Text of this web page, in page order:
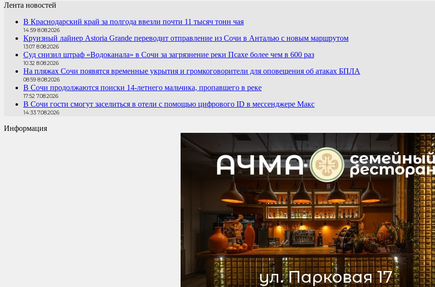
Лента новостей
В Краснодарский край за полгода ввезли почти 11 тысяч тонн чая
14:59 8.08.2026
Круизный лайнер Astoria Grande переводит отправление из Сочи в Анталью с новым маршрутом
13:07 8.08.2026
Суд снизил штраф «Водоканала» в Сочи за загрязнение реки Псахе более чем в 600 раз
10:32 8.08.2026
На пляжах Сочи появятся временные укрытия и громкоговорители для оповещения об атаках БПЛА
08:59 8.08.2026
В Сочи продолжаются поиски 14-летнего мальчика, пропавшего в реке
17:52 7.08.2026
В Сочи гости смогут заселиться в отели с помощью цифрового ID в мессенджере Макс
14:33 7.08.2026
Информация